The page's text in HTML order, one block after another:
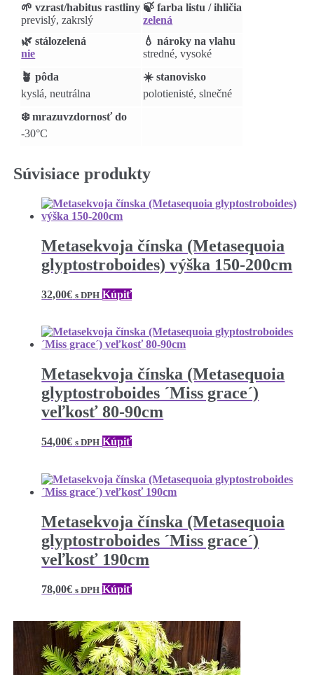
🌱 vzrast/habitus rastliny
previslý, zakrslý
🍃 farba listu / ihličia
zelená
🌿 stálozelená
nie
💧 nároky na vlahu
stredné, vysoké
🪴 pôda
kyslá, neutrálna
☀️ stanovisko
polotienisté, slnečné
❄️ mrazuvzdornosť do
-30°C
Súvisiace produkty
Metasekvoja čínska (Metasequoia
glyptostroboides) výška 150-200cm
32,00€ s DPH Kúpiť
Metasekvoja čínska (Metasequoia
glyptostroboides ´Miss grace´)
veľkosť 80-90cm
54,00€ s DPH Kúpiť
Metasekvoja čínska (Metasequoia
glyptostroboides ´Miss grace´)
veľkosť 190cm
78,00€ s DPH Kúpiť